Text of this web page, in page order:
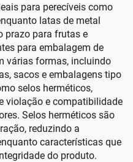
para perecíveis como
latas de metal
prazo para frutas e
para embalagem de
várias formas, incluindo
sacos e embalagens tipo
selos herméticos,
violação e compatibilidade
Selos herméticos são
reduzindo a
características que
do produto.